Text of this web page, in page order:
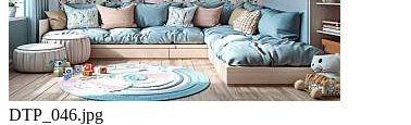
DTP_046.jpg